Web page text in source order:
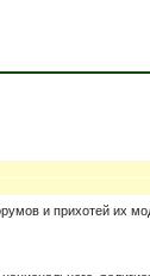
и прихотей их